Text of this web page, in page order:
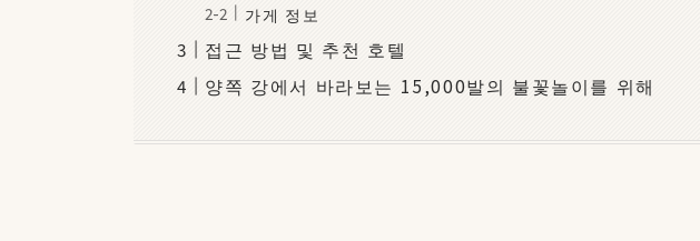
가게 정보
접근 방법 및 추천 호텔
양쪽 강에서 바라보는 15,000발의 불꽃놀이를 위해